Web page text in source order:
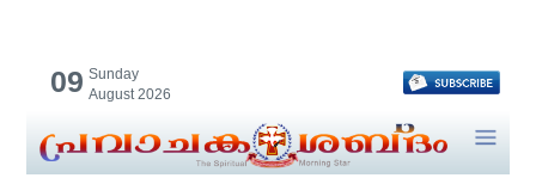
09 Sunday
August 2026